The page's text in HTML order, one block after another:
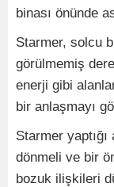
binası önünde
Starmer, solcu
görülmemiş
enerji gibi
bir anlaşmayı
Starmer
dönmeli ve bir
bozuk ilişkileri